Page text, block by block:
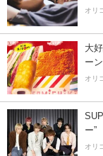
オリ
大
ーン
オリ
ー”
オリ